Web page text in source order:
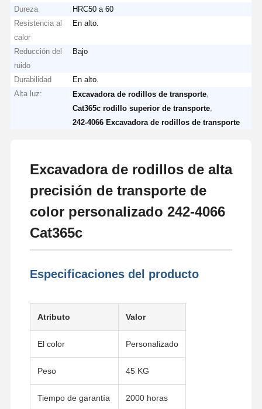
Dureza
HRC50 a 60
Resistencia al
calor
En alto.
Reducción del
ruido
Bajo
Durabilidad
En alto.
Alta luz:
Excavadora de rodillos de transporte
Cat365c rodillo superior de transporte
242-4066 Excavadora de rodillos de transporte
Excavadora de rodillos de alta
precisión de transporte de
color personalizado 242-4066
Cat365c
Especificaciones del producto
Atributo Valor
El color Personalizado
Peso 45 KG
Tiempo de garantía 2000 horas